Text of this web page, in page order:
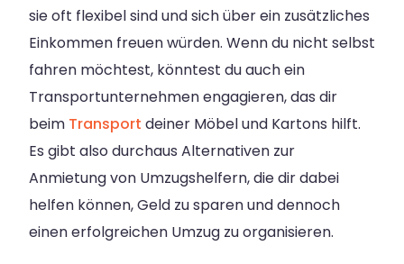
sie oft flexibel sind und sich über ein zusätzliches
Einkommen freuen würden. Wenn du nicht selbst
fahren möchtest, könntest du auch ein
Transportunternehmen engagieren, das dir
beim Transport deiner Möbel und Kartons hilft.
Es gibt also durchaus Alternativen zur
Anmietung von Umzugshelfern, die dir dabei
helfen können, Geld zu sparen und dennoch
einen erfolgreichen Umzug zu organisieren.